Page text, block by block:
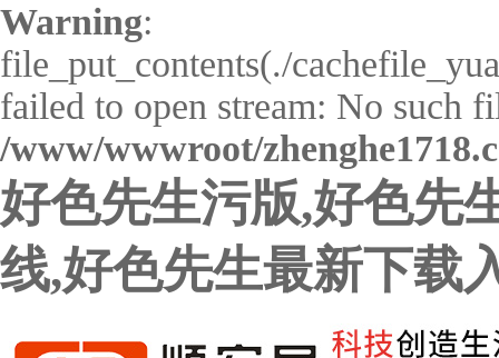
Warning:
file_put_contents(./
failed to open stream: No such
/www/wwwroot/
好色先生污版,好色先
线,好色先生最新下载